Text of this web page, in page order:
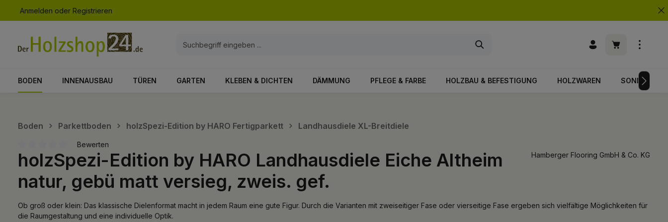
Zur Hauptnavigation springen
Anmelden oder Registrieren
Warenkorb
BODEN INNENAUSBAU TÜREN GARTEN KLEBEN & DICHTEN DÄMMUNG PFLEGE & FARBE HOLZBAU & BEFESTIGUNG HOLZWAREN
Boden Parkettboden holzSpezi-Edition by HARO Fertigparkett Landhausdiele XL-Breitdiele
Durchschnittliche Bewertung von 0 von 5 Sternen
Bewerten
holzSpezi-Edition by HARO Landhausdiele Eiche Altheim
natur, gebü matt versieg, zweis. gef.
Hamberger Flooring GmbH & Co. KG
Ob groß oder klein: Das klassische Dielenformat macht in jedem Raum eine gute Figur. Durch die Varianten mit zweiseitiger Fase oder vierseitige Fase ergeben sich vielfältige Möglichkeiten für
die Raumgestaltung und eine individuelle Optik.